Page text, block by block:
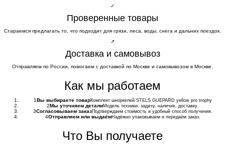
✓
Проверенные товары
Стараемся предлагать то, что подходит для грязи, леса, воды, снега и дальних поездок.
↗
Доставка и самовывоз
Отправляем по России, помогаем с доставкой по Москве и самовывозом в Москве.
Как мы работаем
1 Вы выбираете товарКомплект шноркелей STELS GUEPARD yellow pro trophy
2 Мы уточняем деталиМодель техники, задачу, наличие, доставку.
3Согласовываем заказПодтверждаем стоимость и удобный способ получения.
4Отправляем или выдаёмНадёжно упаковываем и передаём заказ.
Что Вы получаете